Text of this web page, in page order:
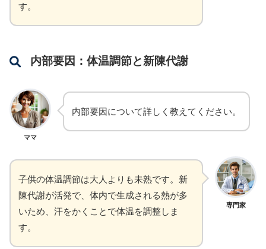
す。
内部要因：体温調節と新陳代謝
ママ
内部要因について詳しく教えてください。
専門家
子供の体温調節は大人よりも未熟です。新
陳代謝が活発で、体内で生成される熱が多
いため、汗をかくことで体温を調整しま
す。